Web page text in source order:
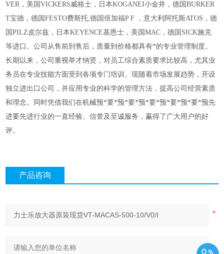
VER，美国VICKERS威格士，日本KOGANEI小金井，德国BURKER
T宝德，德国FESTO费斯托,德国倍加福P F ，意大利阿托斯ATOS，德
国PILZ皮尔兹，日本KEYENCE基恩士，美国MAC，德国SICK施克
等进口。公司从售前到售后，质量到价格都具有*的专业管理制度。
长期以来，公司重视举才纳贤，对员工综合素质要求比较高，尤其业
务员在专业技能方面受到各项专门培训。现随着市场发展趋势，开设
独立进出口公司，并应用专业的科学的管理方法，提高公司经营素质
和理念。同时凭借我们在机械预*要*预*要*预*要*预*要*预*要*预先
进要先进行业的一直经验、信誉及至诚服务，赢得了广大用户的好
评。
产品咨询